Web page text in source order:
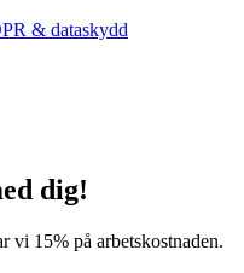
& dataskydd
dig!
vi 15% på arbetskostnaden.